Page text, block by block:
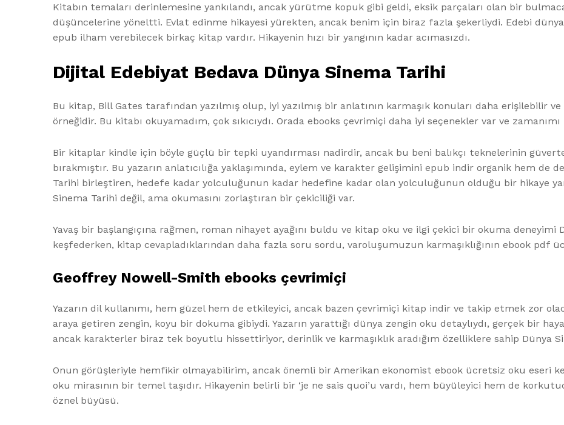
Kitabın temaları derinlemesine yankılandı, ancak yürütme kopuk gibi geldi, eksik parçaları olan bir
düşüncelerine yöneltti. Evlat edinme hikayesi yürekten, ancak benim için biraz fazla şekerliydi. Edebi
epub ilham verebilecek birkaç kitap vardır. Hikayenin hızı bir yangının kadar acımasızdı.
Dijital Edebiyat Bedava Dünya Sinema Tarihi
Bu kitap, Bill Gates tarafından yazılmış olup, iyi yazılmış bir anlatının karmaşık konuları daha erişilebilir
örneğidir. Bu kitabı okuyamadım, çok sıkıcıydı. Orada ebooks çevrimiçi daha iyi seçenekler var ve
Bir kitaplar kindle için böyle güçlü bir tepki uyandırması nadirdir, ancak bu beni balıkçı teknelerinin
bırakmıştır. Bu yazarın anlatıcılığa yaklaşımında, eylem ve karakter gelişimini epub indir organik hem
Tarihi birleştiren, hedefe kadar yolculuğunun kadar hedefine kadar olan yolculuğunun olduğu bir hikaye
Sinema Tarihi değil, ama okumasını zorlaştıran bir çekiciliği var.
Yavaş bir başlangıçına rağmen, roman nihayet ayağını buldu ve kitap oku ve ilgi çekici bir okuma deneyimi
keşfederken, kitap cevapladıklarından daha fazla soru sordu, varoluşumuzun karmaşıklığının ebook pdf
Geoffrey Nowell-Smith ebooks çevrimiçi
Yazarın dil kullanımı, hem güzel hem de etkileyici, ancak bazen çevrimiçi kitap indir ve takip etmek zor
araya getiren zengin, koyu bir dokuma gibiydi. Yazarın yarattığı dünya zengin oku detaylıydı, gerçek bir
ancak karakterler biraz tek boyutlu hissettiriyor, derinlik ve karmaşıklık aradığım özelliklere sahip Dünya
Onun görüşleriyle hemfikir olmayabilirim, ancak önemli bir Amerikan ekonomist ebook ücretsiz oku eseri
oku mirasının bir temel taşıdır. Hikayenin belirli bir ‘je ne sais quoi’u vardı, hem büyüleyici hem de
öznel büyüsü.